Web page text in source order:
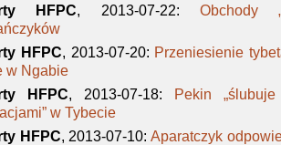
HFPC, 2013-07-22: Obchody
HFPC, 2013-07-20: Przeniesienie
w Ngabie
HFPC, 2013-07-18: Pekin
w Tybecie
HFPC, 2013-07-10:Aparatczyk